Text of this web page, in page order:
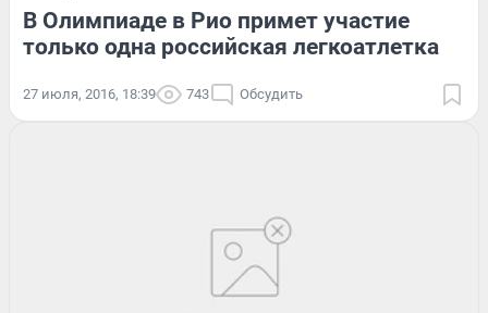
В Олимпиаде в Рио примет участие
только одна российская легкоатлетка
27 июля, 2016, 18:39 743 Обсудить